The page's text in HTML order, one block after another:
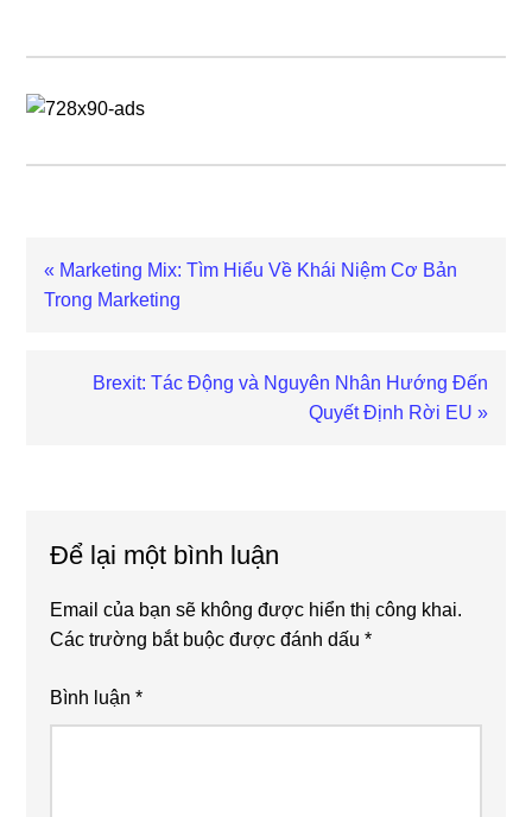
Previous
Post:
« Marketing Mix: Tìm Hiểu Về Khái Niệm Cơ Bản
Trong Marketing
Next
Brexit: Tác Động và Nguyên Nhân Hướng Đến
Quyết Định Rời EU »
Để lại một bình luận
Email của bạn sẽ không được hiển thị công khai.
Các trường bắt buộc được đánh dấu*
Bình luận*